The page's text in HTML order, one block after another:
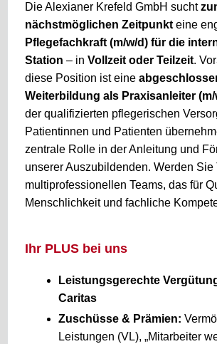
Die Alexianer Krefeld GmbH sucht
nächstmöglichen Zeitpunkt eine
Pflegefachkraft (m/w/d) für die
Station – in Vollzeit oder Teilzeit.
diese Position ist eine
Weiterbildung als Praxisanleiter (m/
der qualifizierten pflegerischen
Patientinnen und Patienten
zentrale Rolle in der Anleitung und
unserer Auszubildenden. Werden Sie
multiprofessionellen Teams, das für
Menschlichkeit und fachliche
Ihr PLUS bei uns
Leistungsgerechte
Caritas
Zuschüsse & Prämien:
Leistungen (VL), „Mitarbeiter